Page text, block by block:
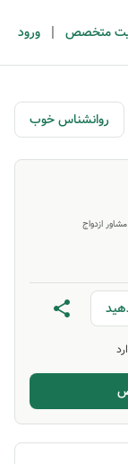
متخصص | ورود
روانشناس خوب
مشاور ازدواج